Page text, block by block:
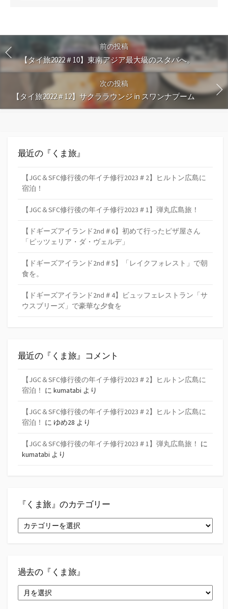
る
前の投稿
【タイ旅2022＃10】東南アジア最大級のスタバへ。
次の投稿
【タイ旅2022＃12】サクララウンジ in スワンナプーム
最近の『くま旅』
【JGC＆SFC修行後の年イチ修行2023＃2】ヒルトン広島に
宿泊！
【JGC＆SFC修行後の年イチ修行2023＃1】弾丸広島旅！
【ドギーズアイランド2nd＃6】初めて行ったピザ屋さん
「ピッツェリア・ダ・ヴェルデ」
【ドギーズアイランド2nd＃5】「レイクフォレスト」で朝
食を。
【ドギーズアイランド2nd＃4】ビュッフェレストラン「サ
ウスブリーズ」で豪華な夕食を
最近の『くま旅』コメント
【JGC＆SFC修行後の年イチ修行2023＃2】ヒルトン広島に
宿泊！ に kumatabi より
【JGC＆SFC修行後の年イチ修行2023＃2】ヒルトン広島に
宿泊！ に ゆめ28 より
【JGC＆SFC修行後の年イチ修行2023＃1】弾丸広島旅！ に
kumatabi より
『くま旅』のカテゴリー
『く
ま
テ
ー
過去の『くま旅』
去